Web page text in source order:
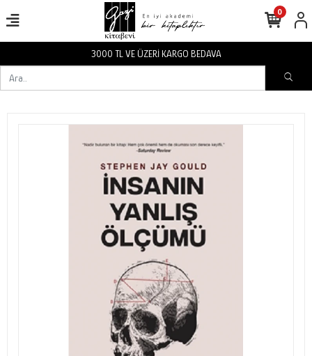
3000 TL VE ÜZERİ KARGO BEDAVA
0